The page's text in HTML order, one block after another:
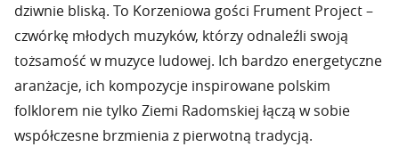
dziwnie bliską. To Korzeniowa gości Frument Project –
czwórkę młodych muzyków, którzy odnaleźli swoją
tożsamość w muzyce ludowej. Ich bardzo energetyczne
aranżacje, ich kompozycje inspirowane polskim
folklorem nie tylko Ziemi Radomskiej łączą w sobie
współczesne brzmienia z pierwotną tradycją.